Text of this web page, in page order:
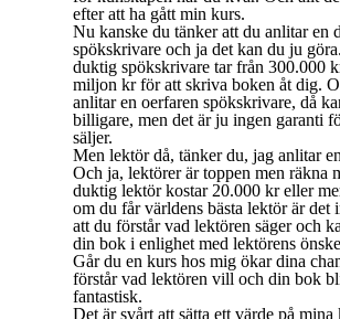
efter att ha gått min kurs.
Nu kanske du tänker att du anlitar en
spökskrivare och ja det kan du ju
duktig spökskrivare tar från 300.000
miljon kr för att skriva boken åt dig.
anlitar en oerfaren spökskrivare, då
billigare, men det är ju ingen garanti
säljer.
Men lektör då, tänker du, jag anlitar
Och ja, lektörer är toppen men räkna
duktig lektör kostar 20.000 kr eller
om du får världens bästa lektör är det
att du förstår vad lektören säger och
din bok i enlighet med lektörens
Går du en kurs hos mig ökar dina
förstår vad lektören vill och din bok
fantastisk.
Det är svårt att sätta ett värde på mina